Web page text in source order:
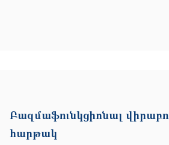
Բազմաֆունկցիոնալ
հարթակ